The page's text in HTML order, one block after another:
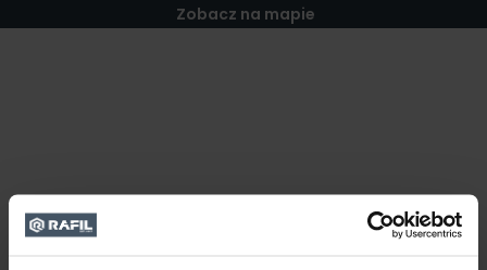
Zobacz na mapie